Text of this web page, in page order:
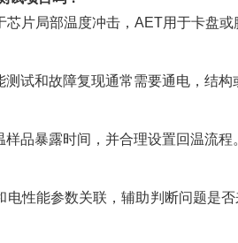
片局部温度冲击，AET用于卡盘或
试和故障复现通常需要通电，结构
品暴露时间，并合理设置回温流程
性能参数关联，辅助判断问题是